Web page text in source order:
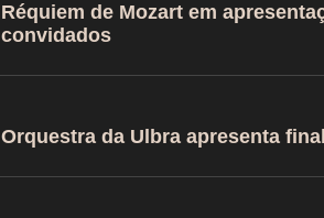
Réquiem de Mozart em
convidados
Orquestra da Ulbra apresenta